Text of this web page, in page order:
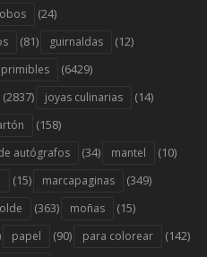
(24)
(81) guirnaldas (12)
(6429)
(2837) joyas culinarias (14)
(158)
autógrafos (34) mantel (10)
(15) marcapaginas (349)
(363) moñas (15)
papel (90) para colorear (142)